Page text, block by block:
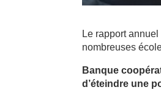
Le rapport
nombreuses
Banque
d’éteindre une